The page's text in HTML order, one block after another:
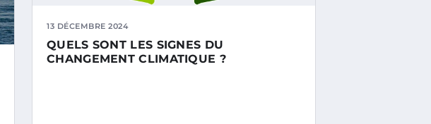
13 DÉCEMBRE 2024
QUELS SONT LES SIGNES DU
CHANGEMENT CLIMATIQUE ?